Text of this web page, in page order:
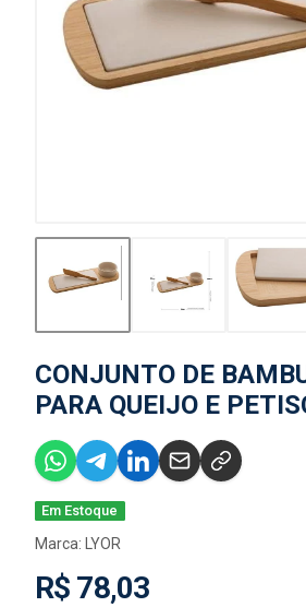
CONJUNTO DE
PARA QUEIJO E
Em Estoque
Marca: LYOR
R$ 78,03